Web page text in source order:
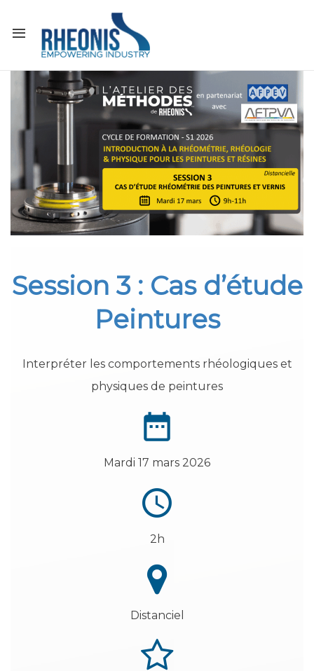
Session 3 : Cas d’étude
Peintures
Interpréter les comportements rhéologiques et
physiques de peintures
Mardi 17 mars 2026
2h
Distanciel